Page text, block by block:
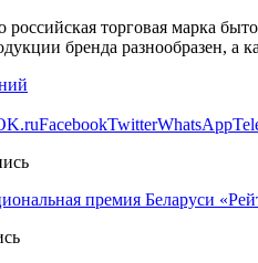
российская торговая марка
бренда разнообразен, а
FacebookTwitterWhatsApp
премия Беларуси